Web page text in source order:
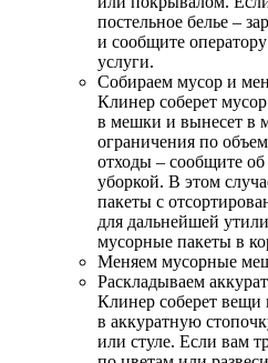
постельное белье –
и сообщите
услуги.
Собираем мусор и
Клинер соберет
в мешки и вынесет в
ограничения по
отходы – сообщите
уборкой. В этом
пакеты с
для дальнейшей
мусорные пакеты в
Меняем мусорные
Раскладываем
Клинер соберет
в аккуратную
или стуле. Если вам